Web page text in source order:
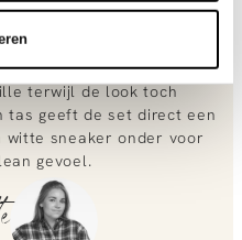
our products or need help
We’re happy to help!
met een zandkleurige
half in je broek te
terwijl de look toch
tas geeft de set direct een
witte sneaker onder voor
gevoel.